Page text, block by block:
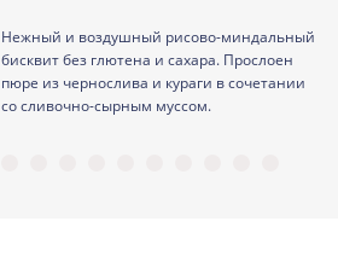
Нежный и воздушный рисово-миндальный
бисквит без глютена и сахара. Прослоен
пюре из чернослива и кураги в сочетании
со сливочно-сырным муссом.